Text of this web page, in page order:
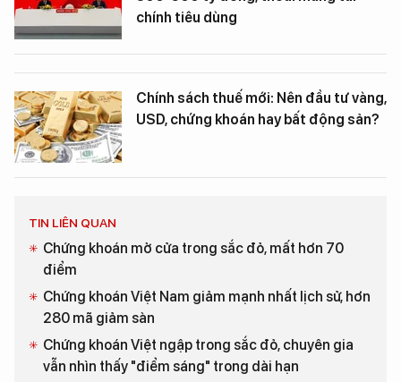
chính tiêu dùng
Chính sách thuế mới: Nên đầu tư vàng,
USD, chứng khoán hay bất động sản?
TIN LIÊN QUAN
Chứng khoán mở cửa trong sắc đỏ, mất hơn 70
điểm
Chứng khoán Việt Nam giảm mạnh nhất lịch sử, hơn
280 mã giảm sàn
Chứng khoán Việt ngập trong sắc đỏ, chuyên gia
vẫn nhìn thấy "điểm sáng" trong dài hạn